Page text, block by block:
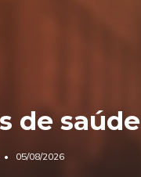
de saúde
05/08/2026